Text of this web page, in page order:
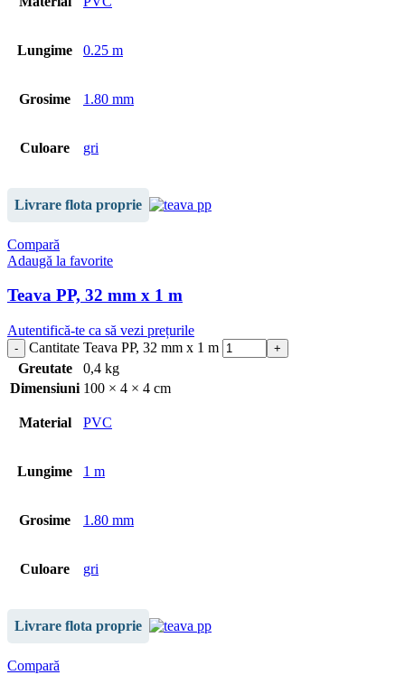
Lungime 0.25 m
Grosime 1.80 mm
Culoare gri
Livrare flota proprie
Compară
Adaugă la favorite
Teava PP, 32 mm x 1 m
Autentifică-te ca să vezi prețurile
Cantitate Teava PP, 32 mm x 1 m
Greutate
0,4 kg
Dimensiuni 100 × 4 × 4 cm
Material PVC
Lungime 1 m
Grosime 1.80 mm
Culoare gri
Livrare flota proprie
Compară